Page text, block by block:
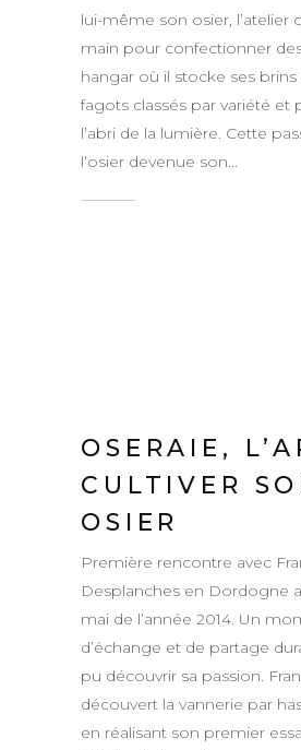
lui-même son osier, l’atelier
main pour confectionner
hangar où il stocke ses brins
fagots classés par variété et
l’abri de la lumière. Cette
l’osier devenue son...
OSERAIE,
CULTIVER
OSIER
Première rencontre avec
Desplanches en Dordogne
mai de l’année 2014. Un
d’échange et de partage
pu découvrir sa passion.
découvert la vannerie par
en réalisant son premier